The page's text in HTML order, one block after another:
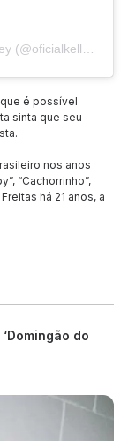
é possível
sinta que seu
nos anos
“Cachorrinho”,
há 21 anos, a
do